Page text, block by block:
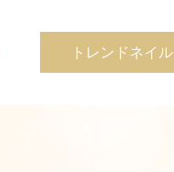
トレンドネイル